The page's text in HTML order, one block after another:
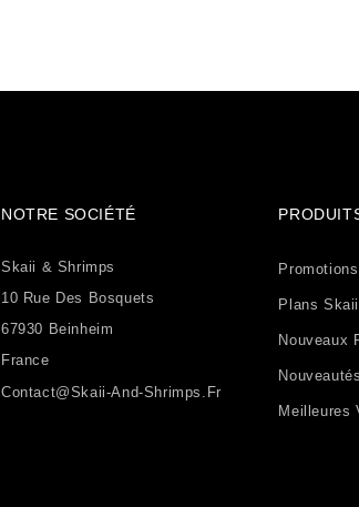
NOTRE SOCIÉTÉ
Skaii & Shrimps
10 Rue Des Bosquets
67930 Beinheim
France
Contact@skaii-And-Shrimps.fr
Plans
Nouveaux
Meilleures